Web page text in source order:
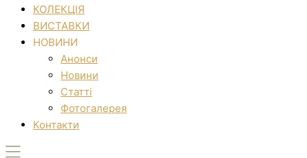
КОЛЕКЦІЯ
ВИСТАВКИ
НОВИНИ
Анонси
Новини
Статті
Фотогалерея
Контакти